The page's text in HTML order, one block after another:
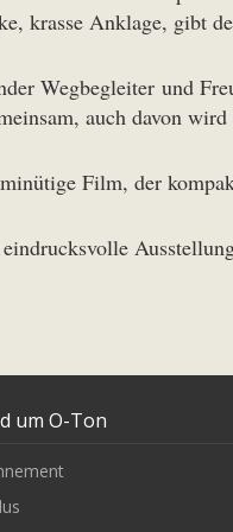
krasse Anklage, gibt
Wegbegleiter und
auch davon
Film, der
um O-Ton